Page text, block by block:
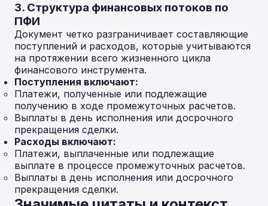
3. Структура финансовых потоков по
ПФИ
Документ четко разграничивает составляющие
поступлений и расходов, которые учитываются
на протяжении всего жизненного цикла
финансового инструмента.
Поступления включают:
Платежи, полученные или подлежащие
получению в ходе промежуточных расчетов.
Выплаты в день исполнения или досрочного
прекращения сделки.
Расходы включают:
Платежи, выплаченные или подлежащие
выплате в процессе промежуточных расчетов.
Выплаты в день исполнения или досрочного
прекращения сделки.